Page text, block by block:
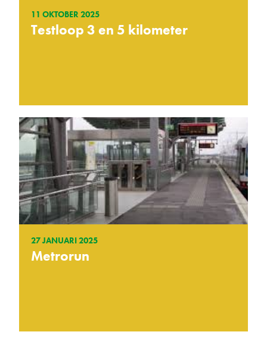
11 OKTOBER 2025
Testloop 3 en 5 kilometer
27 JANUARI 2025
Metrorun